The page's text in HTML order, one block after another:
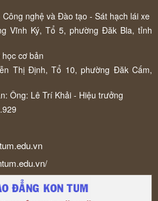
nghệ và Đào tạo - Sát hạch lái xe
Vĩnh Ký, Tổ 5, phường Đăk Bla, tỉnh
cơ bản
Thị Định, Tổ 10, phường Đăk Cấm,
Ông: Lê Trí Khải - Hiệu trưởng